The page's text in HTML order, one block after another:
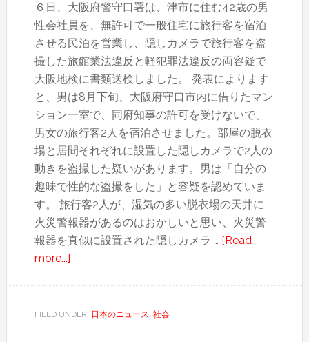
ビ
ニ
な
ど
成
人
誌
販
売
中
止
へ
６日、大阪府警守口署は、津市に住む42歳の男
性会社員を、無許可で一般住宅に旅行客を宿泊
させる民泊を営業し、隠しカメラで旅行客を盗
撮した旅館業法違反と軽犯罪法違反の両容疑で
大阪地検に書類送検しました。 発表によります
と、男は8月下旬、大阪府守口市内に借りたマン
ション一室で、同府知事の許可を受けないで、
男女の旅行客2人を宿泊させました。部屋の脱衣
場と居間それぞれに設置した隠しカメラで2人の
動きを盗撮した疑いがあります。男は「自分の
趣味で性的な盗撮をした」と容疑を認めていま
す。 旅行客2人が、湿気の多い脱衣場の天井に
火災警報器があるのはおかしいと思い、火災警
報器を真似に設置された隠しカメラ … [Read
more...]about
可
FILED UNDER: 日本のニュース, 社会